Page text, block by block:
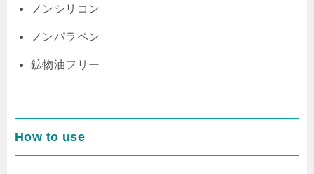
ノンシリコン
ノンパラペン
鉱物油フリー
How to use